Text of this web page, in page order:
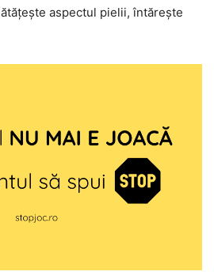
aspectul pielii, întărește